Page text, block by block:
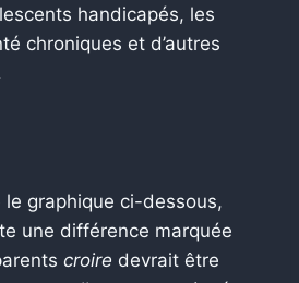
handicapés, les
chroniques et d’autres
le graphique ci-dessous,
une différence marquée
croire devrait être